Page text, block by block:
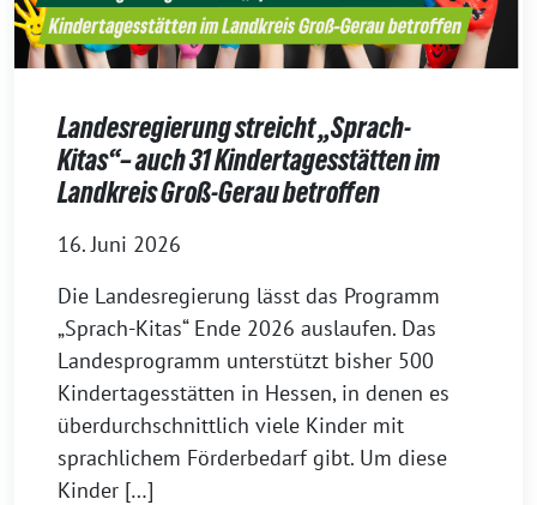
Landesregierung streicht „Sprach-
Kitas“– auch 31 Kindertagesstätten im
Landkreis Groß-Gerau betroffen
16. Juni 2026
Die Landesregierung lässt das Programm
„Sprach-Kitas“ Ende 2026 auslaufen. Das
Landesprogramm unterstützt bisher 500
Kindertagesstätten in Hessen, in denen es
überdurchschnittlich viele Kinder mit
sprachlichem Förderbedarf gibt. Um diese
Kinder […]